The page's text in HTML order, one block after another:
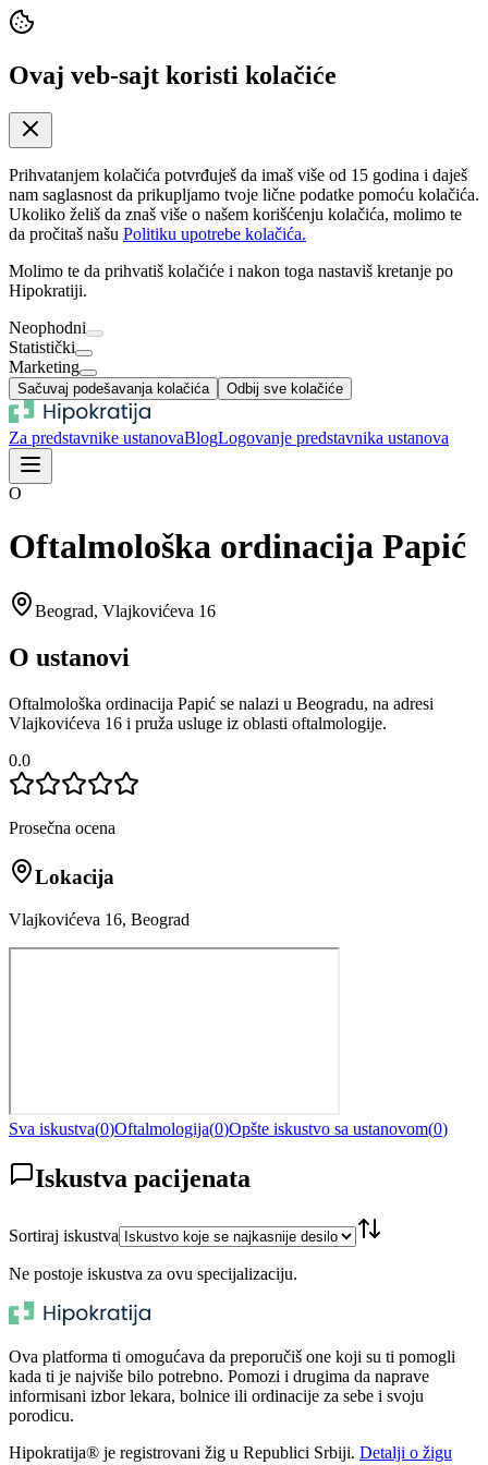
Ovaj veb-sajt koristi kolačiće
Prihvatanjem kolačića potvrđuješ da imaš više od 15 godina i daješ
nam saglasnost da prikupljamo tvoje lične podatke pomoću kolačića.
Ukoliko želiš da znaš više o našem korišćenju kolačića, molimo te
da pročitaš našu Politiku upotrebe kolačića.
Molimo te da prihvatiš kolačiće i nakon toga nastaviš kretanje po
Hipokratiji.
Neophodni
Statistički
Marketing
Sačuvaj podešavanja kolačića Odbij sve kolačiće
Za predstavnike ustanovaBlogLogovanje predstavnika ustanova
O
Oftalmološka ordinacija Papić
Beograd, Vlajkovićeva 16
O ustanovi
Oftalmološka ordinacija Papić se nalazi u Beogradu, na adresi
Vlajkovićeva 16 i pruža usluge iz oblasti oftalmologije.
0.0
Prosečna ocena
Lokacija
Vlajkovićeva 16, Beograd
Sva iskustva(0)Oftalmologija(0)Opšte iskustvo sa ustanovom(0)
Iskustva pacijenata
Sortiraj iskustva
Ne postoje iskustva za ovu specijalizaciju.
Ova platforma ti omogućava da preporučiš one koji su ti pomogli
kada ti je najviše bilo potrebno. Pomozi i drugima da naprave
informisani izbor lekara, bolnice ili ordinacije za sebe i svoju
porodicu.
Hipokratija® je registrovani žig u Republici Srbiji. Detalji o žigu